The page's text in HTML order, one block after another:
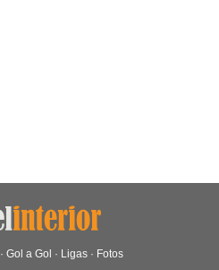
· Gol a Gol · Ligas · Fotos